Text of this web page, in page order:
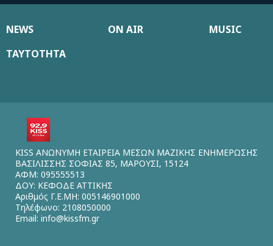
NEWS ON AIR
MUSIC
ΤΑΥΤΟΤΗΤΑ
KISS ΑΝΩΝΥΜΗ ΕΤΑΙΡΕΙΑ ΜΕΣΩΝ ΜΑΖΙΚΗΣ ΕΝΗΜΕΡΩΣΗΣ
ΒΑΣΙΛΙΣΣΗΣ ΣΟΦΙΑΣ 85, ΜΑΡΟΥΣΙ, 15124
ΑΦΜ: 095555513
ΔΟΥ: ΚΕΦΟΔΕ ΑΤΤΙΚΗΣ
Αριθμός Γ.Ε.ΜΗ: 005146901000
Τηλέφωνο: 2108050000
Email: info@kissfm.gr